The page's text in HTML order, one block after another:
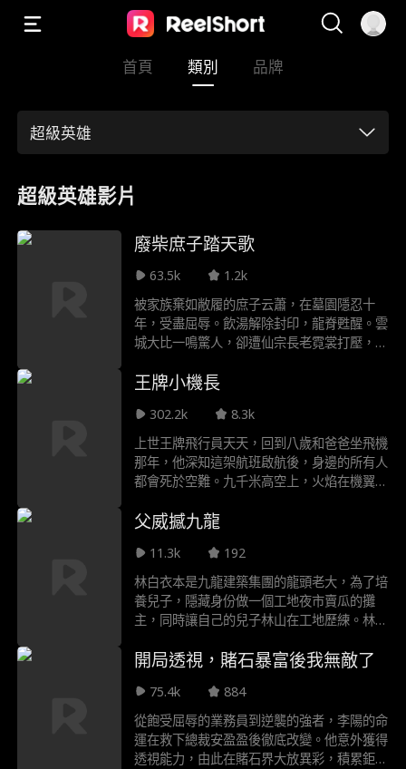
首頁 類別 品牌
超級英雄
超級英雄影片
廢柴庶子踏天歌
63.5k
1.2k
被家族棄如敝履的庶子云蕭，在墓園隱忍十
年，受盡屈辱。飲湯解除封印，龍脊甦醒。雲
城大比一鳴驚人，卻遭仙宗長老霓裳打壓，更
露驚天身份，揮手鎮壓仙宗眾強，逍遙仙宗太
五階，碾壓天驕，登頂九十九級引動天道共
鳴。魔族至尊親臨，婆婆白髮化鳳翼，劍指蒼
穹：“三千世界，誰敢欺我徒兒？” 一場跨越人
魔仙三界的巔峰對決，就此展開！
王牌小機長
302.2k
8.3k
上世王牌飛行員天天，回到八歲和爸爸坐飛機
那年，他深知這架航班啟航後，身邊的所有人
都會死於空難。九千米高空上，火焰在機翼燃
刻，他必須以八歲萌寶的身體阻止墜機，救下
百號的乘客。乘客的質疑，機長的昏迷，信號
的中斷，危機四伏；油箱漏油，危險地形，緊
急迫降，生還率1%，請看王牌飛行員，申請
出戰。
父威撼九龍
11.3k
192
林白衣本是九龍建築集團的龍頭老大，為了培
養兒子，隱藏身份做一個工地夜市賣瓜的攤
主，同時讓自己的兒子林山在工地歷練。林白
扈，仗著自己老爹有點社會地位，到處欺男霸
友，打壓林山，關鍵之際，林白衣到場，爆出
自己高身份，卻依舊被詹海打壓，詹海並不認
識林白衣，直到詹海的父親詹峰到場……
開局透視，賭石暴富後我無敵了
75.4k
884
從飽受屈辱的業務員到逆襲的強者，李陽的命
運在救下總裁安盈盈後徹底改變。他意外獲得
透視能力，由此在賭石界大放異彩，積累鉅額